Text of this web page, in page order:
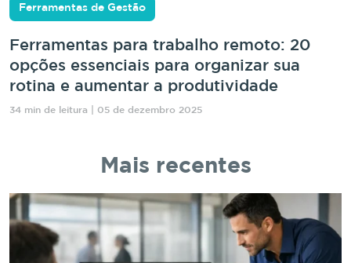
Ferramentas de Gestão
Ferramentas para trabalho remoto: 20
opções essenciais para organizar sua
rotina e aumentar a produtividade
34 min de leitura | 05 de dezembro 2025
Mais recentes